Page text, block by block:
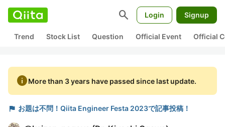
search Login Signup
Trend Stock List Question Official Event Official
infoMore than 3 years have passed since last update.
flag お題は不問！Qiita Engineer Festa 2023で記事投稿！